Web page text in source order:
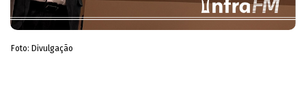
Foto: Divulgação